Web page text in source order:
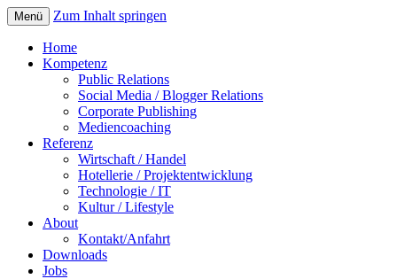
Menü Zum Inhalt springen
Home
Kompetenz
Public Relations
Social Media / Blogger Relations
Corporate Publishing
Mediencoaching
Referenz
Wirtschaft / Handel
Hotellerie / Projektentwicklung
Technologie / IT
Kultur / Lifestyle
About
Kontakt/Anfahrt
Downloads
Jobs